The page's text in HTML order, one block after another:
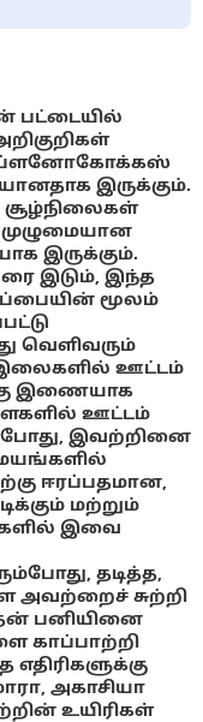
பட்டையில்
ப்ளனோகோக்கஸ்
இருக்கும்.
சூழ்நிலைகள்
இருக்கும்.
இடும், இந்த
மூலம்
வெளிவரும்
இலைகளில் ஊட்டம்
இணையாக
ஊட்டம்
இவற்றினை
ஈரப்பதமான,
மற்றும்
இவை
தடித்த,
அவற்றைச் சுற்றி
பனியினை
காப்பாற்றி
அகாசியா
உயிரிகள்